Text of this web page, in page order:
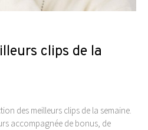
clips de la
des meilleurs clips de la semaine.
accompagnée de bonus, de